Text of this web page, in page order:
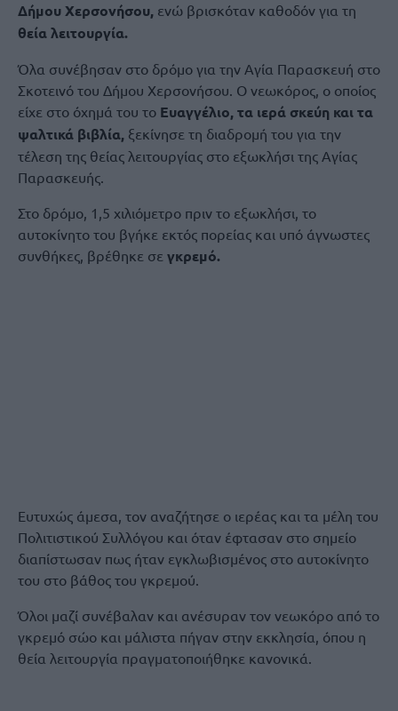
Δήμου Χερσονήσου, ενώ βρισκόταν καθοδόν για τη
θεία λειτουργία.
Όλα συνέβησαν στο δρόμο για την Αγία Παρασκευή στο
Σκοτεινό του Δήμου Χερσονήσου. Ο νεωκόρος, ο οποίος
είχε στο όχημά του το Ευαγγέλιο, τα ιερά σκεύη και τα
ψαλτικά βιβλία, ξεκίνησε τη διαδρομή του για την
τέλεση της θείας λειτουργίας στο εξωκλήσι της Αγίας
Παρασκευής.
Στο δρόμο, 1,5 χιλιόμετρο πριν το εξωκλήσι, το
αυτοκίνητο του βγήκε εκτός πορείας και υπό άγνωστες
συνθήκες, βρέθηκε σε γκρεμό.
Ευτυχώς άμεσα, τον αναζήτησε ο ιερέας και τα μέλη του
Πολιτιστικού Συλλόγου και όταν έφτασαν στο σημείο
διαπίστωσαν πως ήταν εγκλωβισμένος στο αυτοκίνητο
του στο βάθος του γκρεμού.
Όλοι μαζί συνέβαλαν και ανέσυραν τον νεωκόρο από το
γκρεμό σώο και μάλιστα πήγαν στην εκκλησία, όπου η
θεία λειτουργία πραγματοποιήθηκε κανονικά.